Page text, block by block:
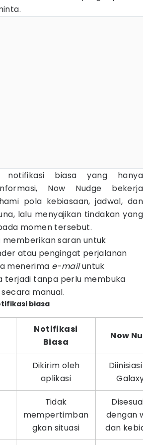
notifikasi biasa yang hanya
Now Nudge bekerja
pola kebiasaan, jadwal, dan
lalu menyajikan tindakan yang
momen tersebut.
memberikan saran untuk
atau pengingat perjalanan
menerima e-mailuntuk
terjadi tanpa perlu membuka
manual.
biasa
Notifikasi
Biasa
Now
Dikirim oleh
aplikasi
Diinisiasi
Galaxy
Tidak
mempertimban
gkan situasi
dengan
dan